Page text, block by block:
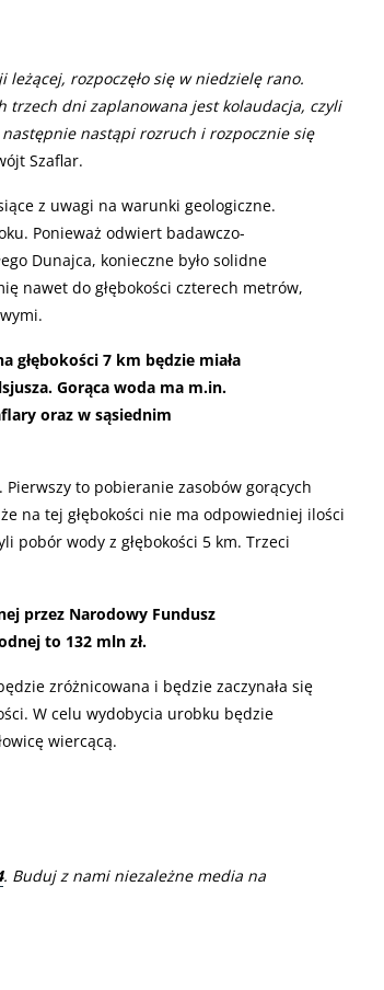
leżącej, rozpoczęło się w niedzielę rano.
trzech dni zaplanowana jest kolaudacja, czyli
nastąpi rozruch i rozpocznie się
Szaflar.
z uwagi na warunki geologiczne.
Ponieważ odwiert badawczo-
Dunajca, konieczne było solidne
nawet do głębokości czterech metrów,
głębokości 7 km będzie miała
Gorąca woda ma m.in.
oraz w sąsiednim
to pobieranie zasobów gorących
na tej głębokości nie ma odpowiedniej ilości
pobór wody z głębokości 5 km. Trzeci
przez Narodowy Fundusz
to 132 mln zł.
zróżnicowana i będzie zaczynała się
W celu wydobycia urobku będzie
wiercącą.
. Buduj z nami niezależne media na